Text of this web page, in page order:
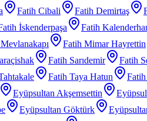
Fatih Cibali Fatih Demirtaş
İskenderpaşa Fatih
Fatih Mimar Hayrettin
Fatih Sarıdemir Fatih
Fatih Taya Hatun Fatih
Eyüpsultan Akşemsettin
Eyüpsultan Göktürk